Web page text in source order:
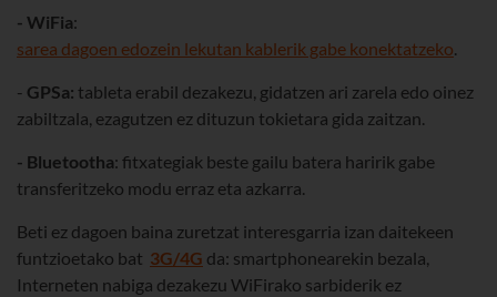
- WiFia:
sarea dagoen edozein lekutan kablerik gabe konektatzeko.
- GPSa: tableta erabil dezakezu, gidatzen ari zarela edo oinez
zabiltzala, ezagutzen ez dituzun tokietara gida zaitzan.
- Bluetootha: fitxategiak beste gailu batera haririk gabe
transferitzeko modu erraz eta azkarra.
Beti ez dagoen baina zuretzat interesgarria izan daitekeen
funtzioetako bat 3G/4G da: smartphonearekin bezala,
Interneten nabiga dezakezu WiFirako sarbiderik ez